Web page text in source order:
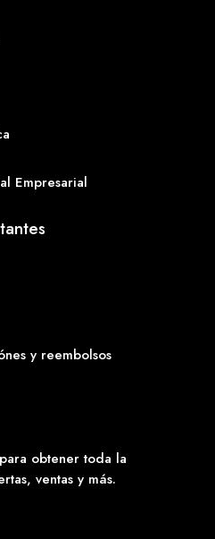
Empresarial
y reembolsos
obtener toda la
ventas y más.